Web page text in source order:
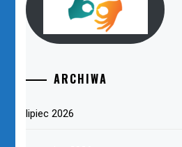
ARCHIWA
lipiec 2026